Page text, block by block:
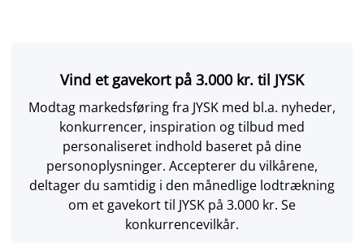
Vind et gavekort på 3.000 kr. til JYSK
Modtag markedsføring fra JYSK med bl.a. nyheder,
konkurrencer, inspiration og tilbud med
personaliseret indhold baseret på dine
personoplysninger. Accepterer du vilkårene,
deltager du samtidig i den månedlige lodtrækning
om et gavekort til JYSK på 3.000 kr. Se
konkurrencevilkår.